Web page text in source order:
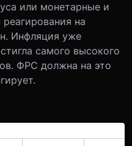
или монетарные и
на
Инфляция уже
самого высокого
ФРС должна на это